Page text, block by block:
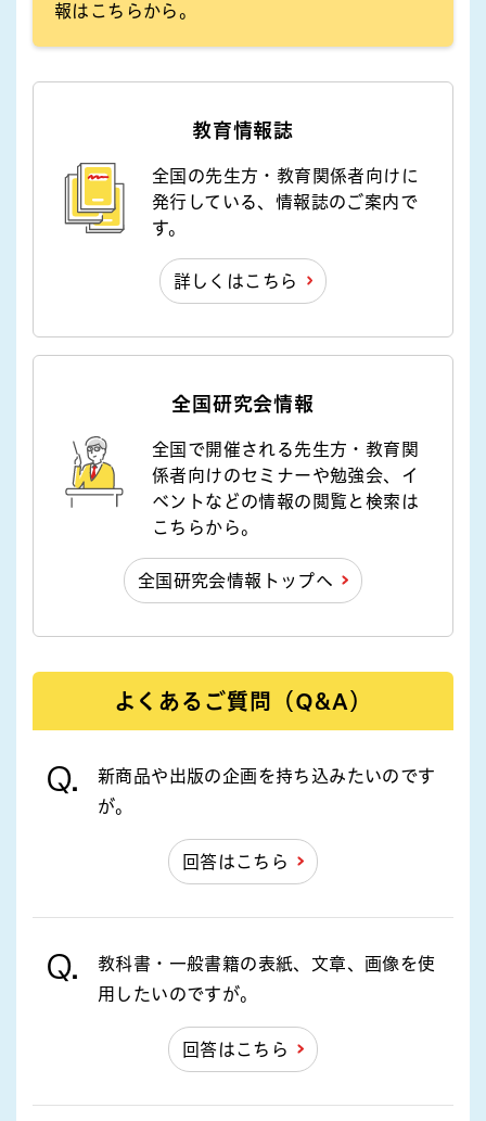
報はこちらから。
教育情報誌
全国の先生方・教育関係者向けに
発行している、情報誌のご案内で
す。
詳しくはこちら
全国研究会情報
全国で開催される先生方・教育関
係者向けのセミナーや勉強会、イ
ベントなどの情報の閲覧と検索は
こちらから。
全国研究会情報トップへ
よくあるご質問（Q&A）
Q.
新商品や出版の企画を持ち込みたいのです
が。
回答はこちら
Q.
教科書・一般書籍の表紙、文章、画像を使
用したいのですが。
回答はこちら